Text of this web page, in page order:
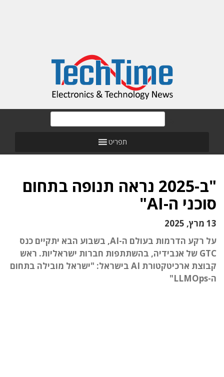
תפריט
"ב-2025 נראה תנופה בתחום
סוכני ה-AI"
13 מרץ, 2025
על רקע הדרמות בעולם ה-AI, בשבוע הבא יתקיים כנס
GTC של אנבידיה, בהשתתפות חברות ישראליות. ראש
קבוצת ארכיטקטורת AI בישראל: "ישראל מובילה בתחום
ה-LLMOps"